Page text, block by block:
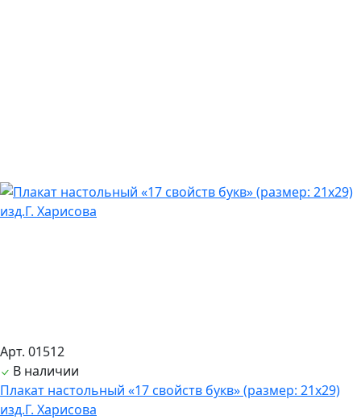
Арт. 01512
В наличии
Плакат настольный «17 свойств букв» (размер: 21х29)
изд.Г. Харисова